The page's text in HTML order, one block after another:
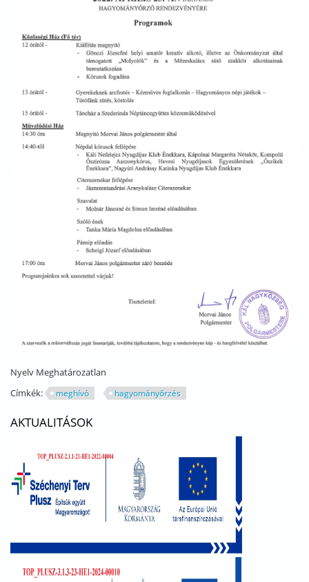
Nyelv Meghatározatlan
Címkék:
meghívó hagyományőrzés
AKTUALITÁSOK